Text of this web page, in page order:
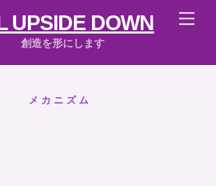
UPSIDE DOWN
を形にします
メカニズム